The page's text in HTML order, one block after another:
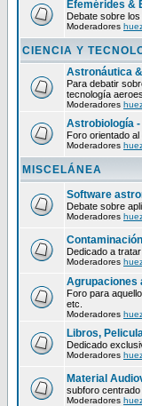
Efemérides &
Debate sobre
Moderadores
CIENCIA Y
Astronáutica
Para debatir
tecnología
Moderadores
Astrobiología
Foro orientado
Moderadores
MISCELÁNEA
Software
Debate sobre
Moderadores
Dedicado a
Moderadores
Agrupaciones
Foro para
etc.
Moderadores
Libros,
Dedicado
Moderadores
Material
subforo
Moderadores